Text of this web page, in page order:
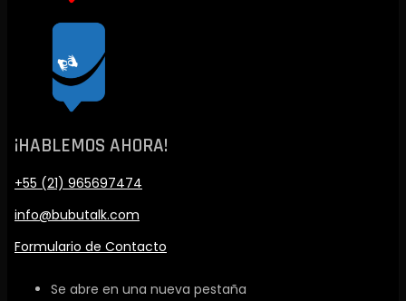
¡HABLEMOS AHORA!
+55 (21) 965697474
info@bubutalk.com
Formulario de Contacto
Se abre en una nueva pestaña